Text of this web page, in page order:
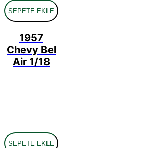
SEPETE EKLE
1957
Chevy Bel
Air 1/18
SEPETE EKLE